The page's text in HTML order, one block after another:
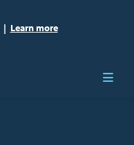
| Learn more